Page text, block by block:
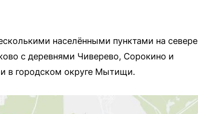
населёнными пунктами на севере
с деревнями Чиверево, Сорокино и
в городском округе Мытищи.